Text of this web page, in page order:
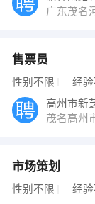
广东茂名
售票员
性别不限 经
高州市新
茂名高州
市场策划
性别不限 经